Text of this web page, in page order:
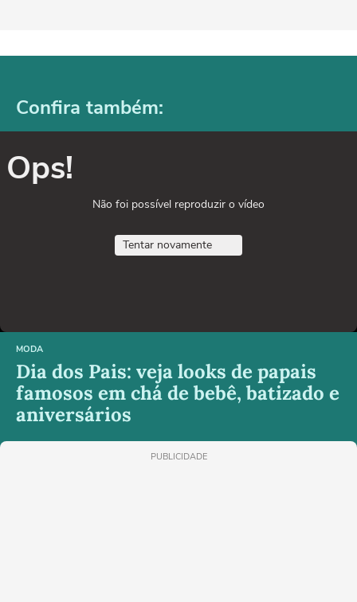
Confira também:
Ops!
Não foi possível reproduzir o vídeo
Tentar novamente
MODA
Dia dos Pais: veja looks de papais
famosos em chá de bebê, batizado e
aniversários
PUBLICIDADE